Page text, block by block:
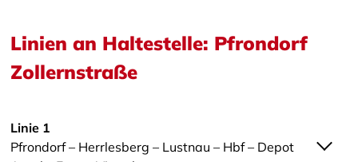
Linien an Haltestelle: Pfrondorf
Zollernstraße
Linie 1
Pfrondorf – Herrlesberg – Lustnau – Hbf – Depot